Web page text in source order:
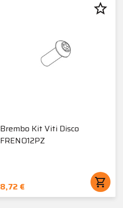
Brembo Kit Viti Disco
FRENO12PZ
8,72 € shopping_cart
star_border